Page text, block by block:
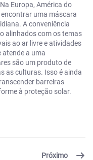
Europa, América do
uma máscara
A conveniência
alinhados com os temas
ao ar livre e atividades
atende a uma
são um produto de
as culturas. Isso é ainda
barreiras
à proteção solar.
Próximo